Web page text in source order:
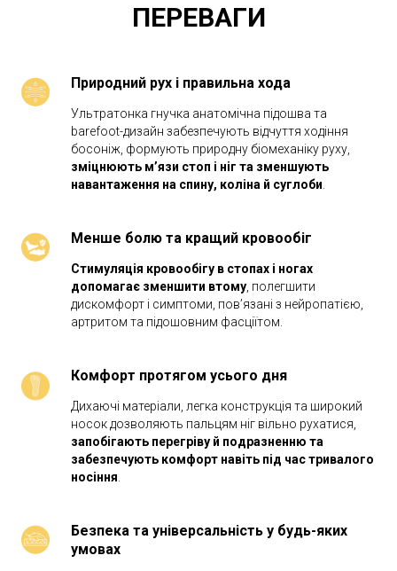
ПЕРЕВАГИ
Природний рух і правильна хода
Ультратонка гнучка анатомічна підошва та
barefoot-дизайн забезпечують відчуття ходіння
босоніж, формують природну біомеханіку руху,
зміцнюють м’язи стоп і ніг та зменшують
навантаження на спину, коліна й суглоби
Менше болю та кращий кровообіг
Стимуляція кровообігу в стопах і ногах
допомагає зменшити втому , полегшити
дискомфорт і симптоми, пов’язані з нейропатією,
артритом та підошовним фасціїтом.
Комфорт протягом усього дня
Дихаючі матеріали, легка конструкція та широкий
носок дозволяють пальцям ніг вільно рухатися,
запобігають перегріву й подразненню та
забезпечують комфорт навіть під час тривалого
носіння
Безпека та універсальність у будь-яких
умовах